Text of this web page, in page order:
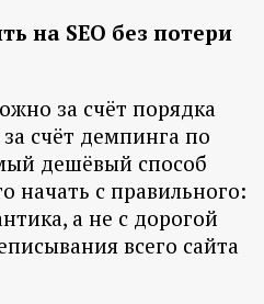
на SEO без потери
за счёт порядка
счёт демпинга по
дешёвый способ
начать с правильного:
а не с дорогой
всего сайта